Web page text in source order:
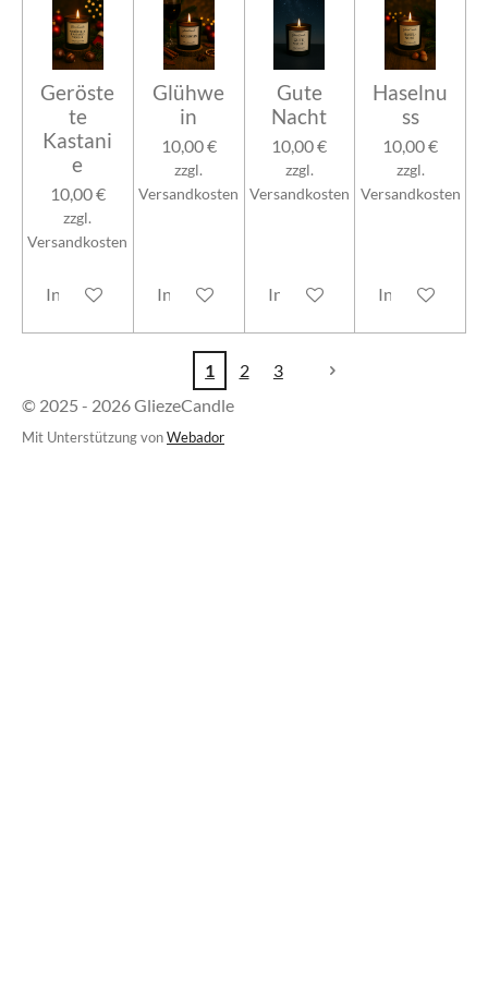
Geröste
te
Kastani
e
10,00 €
zzgl.
Versandkosten
In den Warenkorb
Glühwe
in
10,00 €
zzgl.
Versandkosten
In den Warenkorb
Gute
Nacht
10,00 €
zzgl.
Versandkosten
In den Warenkorb
Haselnu
ss
10,00 €
zzgl.
Versandkosten
In den
1 2
3
© 2025 - 2026 GliezeCandle
Mit Unterstützung vonWebador